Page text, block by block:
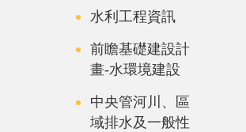
水利工程資訊
前瞻基礎建設計
畫-水環境建設
中央管河川、區
域排水及一般性